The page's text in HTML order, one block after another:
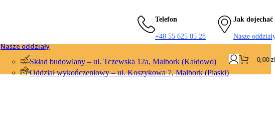
Telefon
+48 55 625 05 28
Jak dojechać
Nasze
Nasze oddziały
Skład budowlany – ul. Tczewska 12a, Malbork (Kałdowo)
Oddział wykończeniowy – ul. Koszykowa 7, Malbork (Piaski)
0,00